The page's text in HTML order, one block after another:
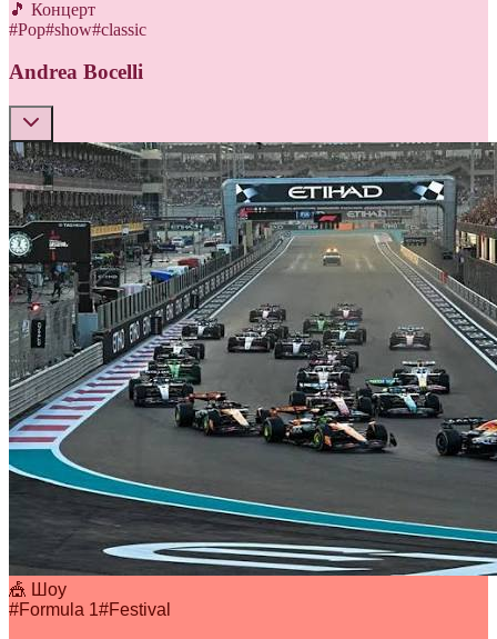
🎵 Концерт
#Pop#show#classic
Andrea Bocelli
🎪 Шоу
#Formula 1#Festival